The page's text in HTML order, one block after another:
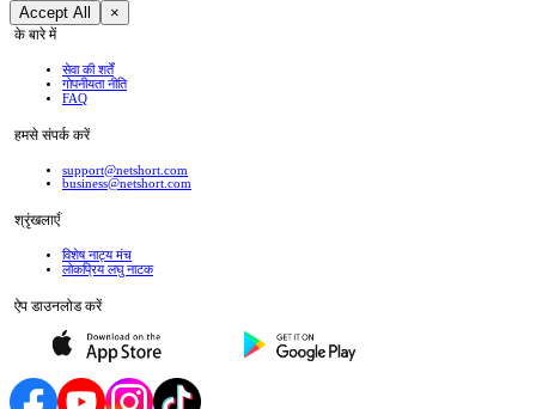
Accept All ×
के बारे में
सेवा की शर्तें
गोपनीयता नीति
FAQ
हमसे संपर्क करें
support@netshort.com
business@netshort.com
श्रृंखलाएँ
विशेष नाट्य मंच
लोकप्रिय लघु नाटक
ऐप डाउनलोड करें